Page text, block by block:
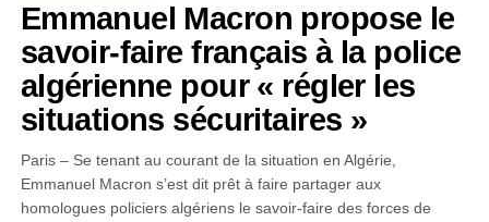
Emmanuel Macron propose le
savoir-faire français à la police
algérienne pour « régler les
situations sécuritaires »
Paris – Se tenant au courant de la situation en Algérie,
Emmanuel Macron s’est dit prêt à faire partager aux
homologues policiers algériens le savoir-faire des forces de